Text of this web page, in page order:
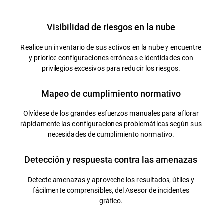
Visibilidad de riesgos en la nube
Realice un inventario de sus activos en la nube y encuentre
y priorice configuraciones erróneas e identidades con
privilegios excesivos para reducir los riesgos.
Mapeo de cumplimiento normativo
Olvídese de los grandes esfuerzos manuales para aflorar
rápidamente las configuraciones problemáticas según sus
necesidades de cumplimiento normativo.
Detección y respuesta contra las amenazas
Detecte amenazas y aproveche los resultados, útiles y
fácilmente comprensibles, del Asesor de incidentes
gráfico.